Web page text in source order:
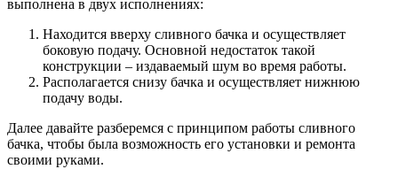
выполнена в двух исполнениях:
Находится вверху сливного бачка и осуществляет
боковую подачу. Основной недостаток такой
конструкции – издаваемый шум во время работы.
Располагается снизу бачка и осуществляет нижнюю
подачу воды.
Далее давайте разберемся с принципом работы сливного
бачка, чтобы была возможность его установки и ремонта
своими руками.